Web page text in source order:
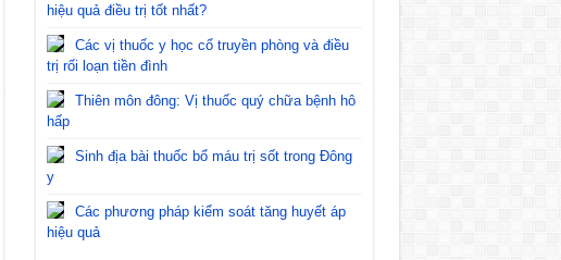
hiệu quả điều trị tốt nhất?
Các vị thuốc y học cổ truyền phòng và điều
trị rối loạn tiền đình
Thiên môn đông: Vị thuốc quý chữa bệnh hô
hấp
Sinh địa bài thuốc bổ máu trị sốt trong Đông
y
Các phương pháp kiểm soát tăng huyết áp
hiệu quả